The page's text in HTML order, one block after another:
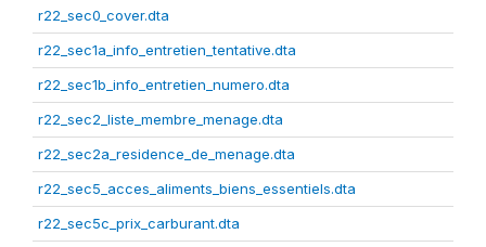
r22_sec0_cover.dta
r22_sec1a_info_entretien_tentative.dta
r22_sec1b_info_entretien_numero.dta
r22_sec2_liste_membre_menage.dta
r22_sec2a_residence_de_menage.dta
r22_sec5_acces_aliments_biens_essentiels.dta
r22_sec5c_prix_carburant.dta